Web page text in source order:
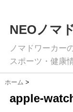
NEOノマ
ノマドワーカー
スポーツ・健康
ホーム >
apple-